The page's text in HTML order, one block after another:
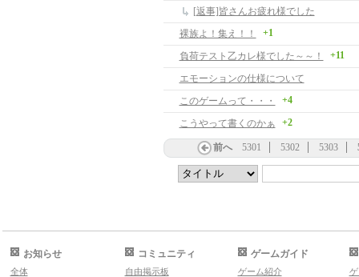
[返事]皆さんお疲れ様でした
裸族よ！集え！！
+1
負荷テスト乙カレ様でした～～！ +11
エモーションの仕様について
このゲームって・・・
+4
こうやって書くのかぁ +2
前へ 5301 5302 5303
お知らせ
全体
コミュニティ
自由掲示板
ゲームガイド
ゲーム紹介